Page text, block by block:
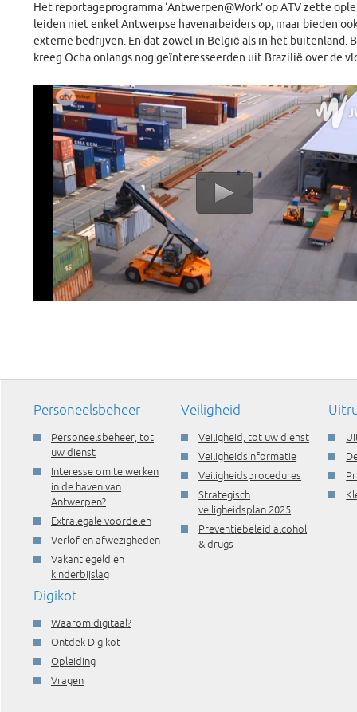
Het reportageprogramma ‘Antwerpen@Work’ op ATV zette
leiden niet enkel Antwerpse havenarbeiders op, maar bieden
externe bedrijven. En dat zowel in België als in het buitenland.
kreeg Ocha onlangs nog geïnteresseerden uit Brazilië over de
Personeelsbeheer
Personeelsbeheer, tot
uw dienst
Interesse om te werken
in de haven van
Antwerpen?
Extralegale voordelen
Verlof en afwezigheden
Vakantiegeld en
kinderbijslag
Veiligheid
Veiligheid, tot uw dienst
Veiligheidsinformatie
Veiligheidsprocedures
Strategisch
veiligheidsplan 2025
Preventiebeleid alcohol
& drugs
Digikot
Waarom digitaal?
Ontdek Digikot
Opleiding
Vragen